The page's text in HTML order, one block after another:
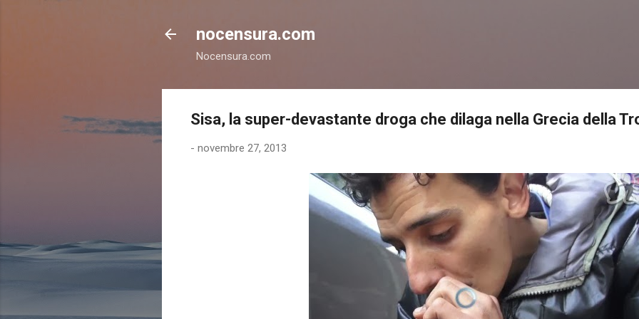
nocensura.com
Nocensura.com
Sisa, la super-devastante droga che dilaga nella Grecia della
- novembre 27, 2013